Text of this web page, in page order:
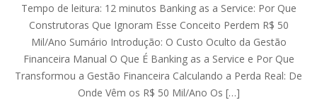
Tempo de leitura: 12 minutos Banking as a Service: Por Que
Construtoras Que Ignoram Esse Conceito Perdem R$ 50
Mil/Ano Sumário Introdução: O Custo Oculto da Gestão
Financeira Manual O Que É Banking as a Service e Por Que
Transformou a Gestão Financeira Calculando a Perda Real: De
Onde Vêm os R$ 50 Mil/Ano Os […]